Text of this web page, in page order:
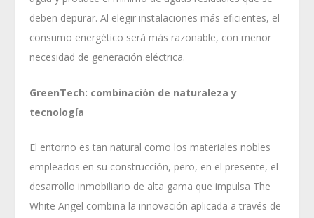
deben depurar. Al elegir instalaciones más eficientes, el
consumo energético será más razonable, con menor
necesidad de generación eléctrica.
GreenTech: combinación de naturaleza y
tecnología
El entorno es tan natural como los materiales nobles
empleados en su construcción, pero, en el presente, el
desarrollo inmobiliario de alta gama que impulsa The
White Angel combina la innovación aplicada a través de